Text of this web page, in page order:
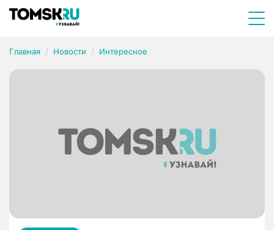
Главная Новости Интересное